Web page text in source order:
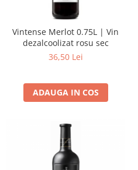
Vintense Merlot 0.75L | Vin
dezalcoolizat rosu sec
36,50 Lei
ADAUGA IN COS